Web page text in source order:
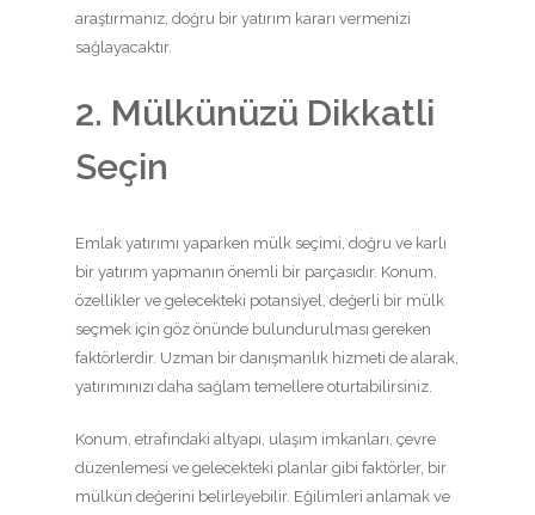
araştırmanız, doğru bir yatırım kararı vermenizi
sağlayacaktır.
2. Mülkünüzü Dikkatli
Seçin
Emlak yatırımı yaparken mülk seçimi, doğru ve karlı
bir yatırım yapmanın önemli bir parçasıdır. Konum,
özellikler ve gelecekteki potansiyel, değerli bir mülk
seçmek için göz önünde bulundurulması gereken
faktörlerdir. Uzman bir danışmanlık hizmeti de alarak,
yatırımınızı daha sağlam temellere oturtabilirsiniz.
Konum, etrafındaki altyapı, ulaşım imkanları, çevre
düzenlemesi ve gelecekteki planlar gibi faktörler, bir
mülkün değerini belirleyebilir. Eğilimleri anlamak ve